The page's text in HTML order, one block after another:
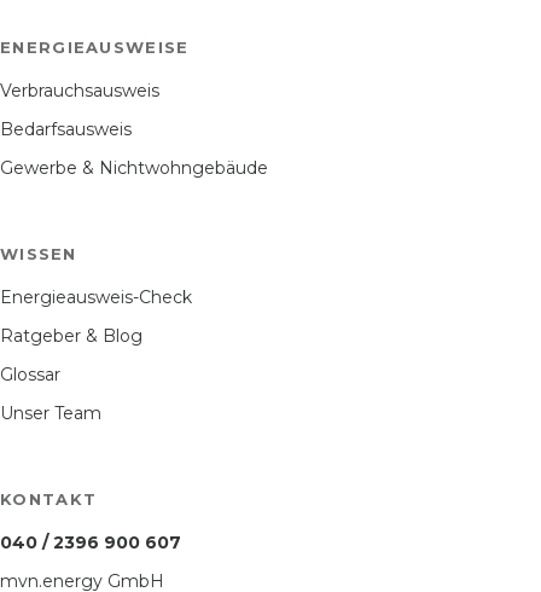
ENERGIEAUSWEISE
Verbrauchsausweis
Bedarfsausweis
Gewerbe & Nichtwohngebäude
WISSEN
Energieausweis-Check
Ratgeber & Blog
Glossar
Unser Team
KONTAKT
040 / 2396 900 607
mvn.energy GmbH